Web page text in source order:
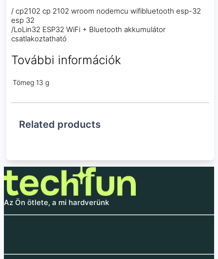
/ cp2102 cp 2102 wroom nodemcu wifibluetooth esp-32
esp 32
/LoLin32 ESP32 WiFi + Bluetooth akkumulátor
csatlakoztatható
További információk
Tömeg 13 g
Related products
Az Ön ötlete, a mi hardverünk